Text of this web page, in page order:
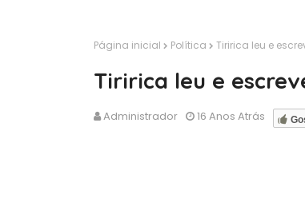
Página inicial Política Tiririca leu e
Tiririca leu e
Administrador 16 Anos Atrás